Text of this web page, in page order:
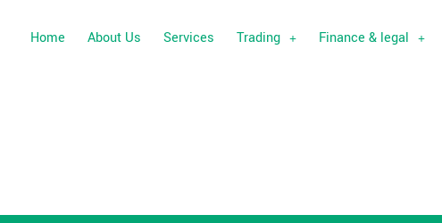
Home About Us Services Trading Finance & legal